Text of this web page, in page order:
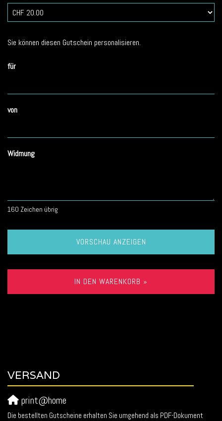
Sie können diesen Gutschein personalisieren.
für
von
Widmung
160 Zeichen übrig
VORSCHAU ANZEIGEN
IN DEN WARENKORB »
VERSAND
print@home
Die bestellten Gutscheine erhalten Sie umgehend als PDF-Dokument